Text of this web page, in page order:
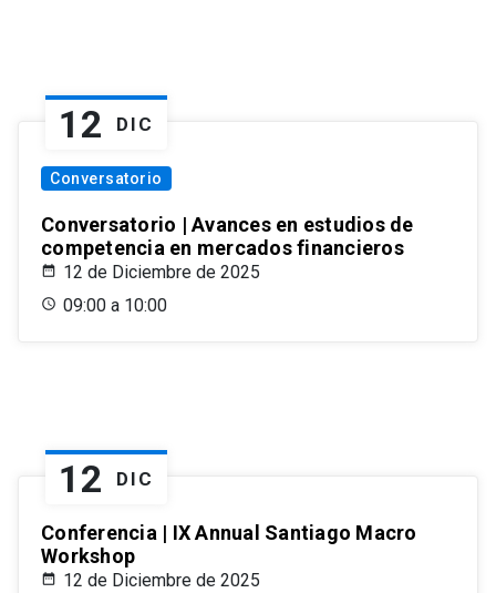
12 DIC
Conversatorio
Conversatorio | Avances en estudios de
competencia en mercados financieros
12 de Diciembre de 2025
09:00 a 10:00
12 DIC
Conferencia | IX Annual Santiago Macro
Workshop
12 de Diciembre de 2025